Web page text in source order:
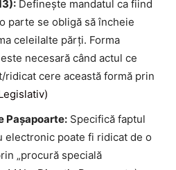
Definește mandatul ca fiind
parte se obligă să încheie
celeilalte părți. Forma
necesară când actul ce
ridicat cere această formă prin
Pașapoarte: Specifică faptul
electronic poate fi ridicat de o
„procură specială